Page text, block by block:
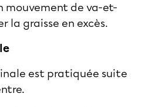
mouvement de va-et-
la graisse en excès.
est pratiquée suite